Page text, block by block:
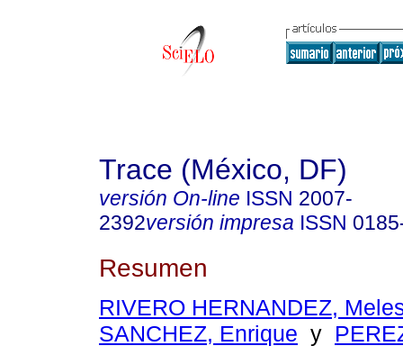
Trace (México, DF)
versión On-line ISSN 2007-
2392versión impresa ISSN
Resumen
RIVERO HERNANDEZ,
SANCHEZ, Enrique y